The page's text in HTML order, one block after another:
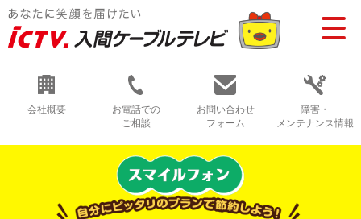
会社概要
お電話での
ご相談
お問い合わせ
フォーム
障害・
メンテナンス情報